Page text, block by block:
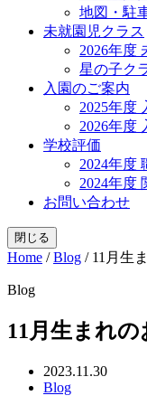
地図・駐
未就園児クラス
2026年度
星の子ク
入園のご案内
2025年度
2026年度
学校評価
2024年度
2024年度
お問い合わせ
閉じる
Home /Blog / 11月生
Blog
11月生まれ
2023.11.30
Blog